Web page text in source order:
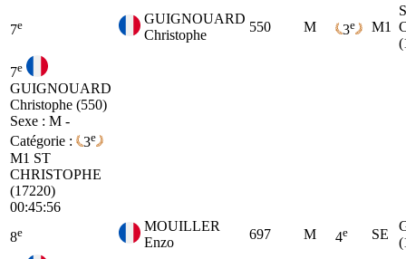
7e
GUIGNOUARD
Christophe
550 M 3e M1
7e
GUIGNOUARD
Christophe (550)
Sexe : M -
Catégorie :
3e
M1 ST
CHRISTOPHE
(17220)
00:45:56
8e
MOUILLER
Enzo
697 M 4e SE